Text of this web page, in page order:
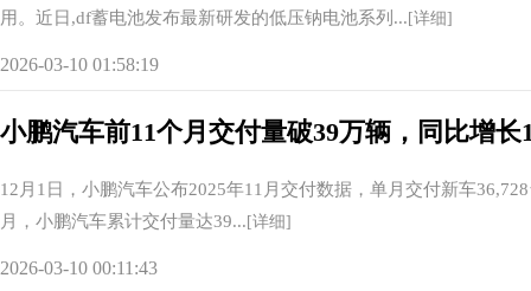
用。近日,df蓄电池发布最新研发的低压钠电池系列... [详细]
2026-03-10 01:58:19
小鹏汽车前11个月交付量破39万辆，同比增长
12月1日，小鹏汽车公布2025年11月交付数据，单月交付新车
月，小鹏汽车累计交付量达39... [详细]
2026-03-10 00:11:43